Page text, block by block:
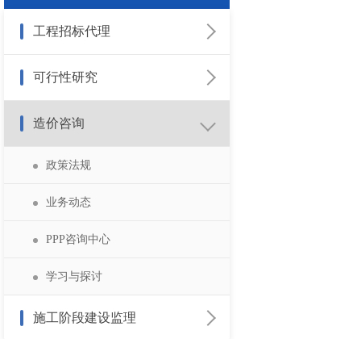
工程招标代理
招标公告
中标候选人公示
可行性研究
政策法规
业务动态
学习与指导
造价咨询
政策法规
业务动态
PPP咨询中心
学习与探讨
施工阶段建设监理